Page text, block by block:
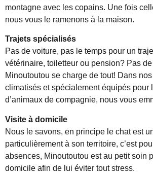
montagne avec les copains. Une fois
nous vous le ramenons à la maison.
Trajets spécialisés
Pas de voiture, pas le temps pour un
vétérinaire, toiletteur ou pension? Pas
Minoutoutou se charge de tout! Dans
climatisés et spécialement équipés pour
d’animaux de compagnie, nous vous
Visite à domicile
Nous le savons, en principe le chat est
particulièrement à son territoire, c’est
absences, Minoutoutou est au petit soin
domicile afin de lui éviter tout stress.